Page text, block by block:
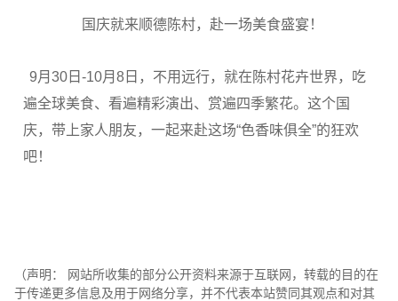
国庆就来顺德陈村，赴一场美食盛宴！
9月30日-10月8日，不用远行，就在陈村花卉世界，吃
遍全球美食、看遍精彩演出、赏遍四季繁花。这个国
庆，带上家人朋友，一起来赴这场“色香味俱全”的狂欢
吧！
（声明： 网站所收集的部分公开资料来源于互联网，转载的目的在
于传递更多信息及用于网络分享，并不代表本站赞同其观点和对其